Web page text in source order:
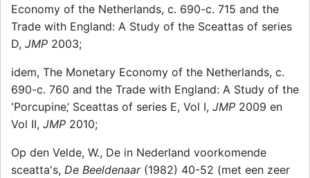
Economy of the Netherlands, c. 690-c. 715 and the
Trade with England: A Study of the Sceattas of series
D, JMP 2003;
idem, The Monetary Economy of the Netherlands, c.
690-c. 760 and the Trade with England: A Study of the
'Porcupine‚‘ Sceattas of series E, Vol I, JMP 2009 en
Vol II, JMP 2010;
Op den Velde, W., De in Nederland voorkomende
sceatta's, De Beeldenaar(1982) 40-52 (met een zeer